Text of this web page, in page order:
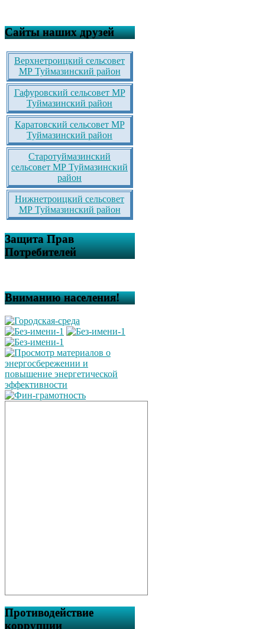
Сайты наших друзей
Верхнетроицкий сельсовет
МР Туймазинский район
Гафуровский сельсовет МР
Туймазинский район
Каратовский сельсовет МР
Туймазинский район
Старотуймазинский
сельсовет МР Туймазинский
район
Нижнетроицкий сельсовет
МР Туймазинский район
Защита Прав
Потребителей
Вниманию населения!
Противодействие
коррупции